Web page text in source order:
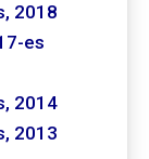
2018
es
2014
2013